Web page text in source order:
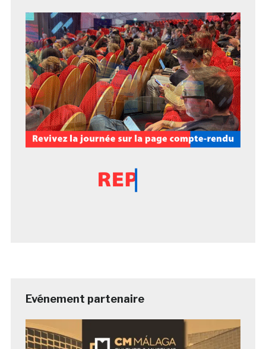
Evénement partenaire